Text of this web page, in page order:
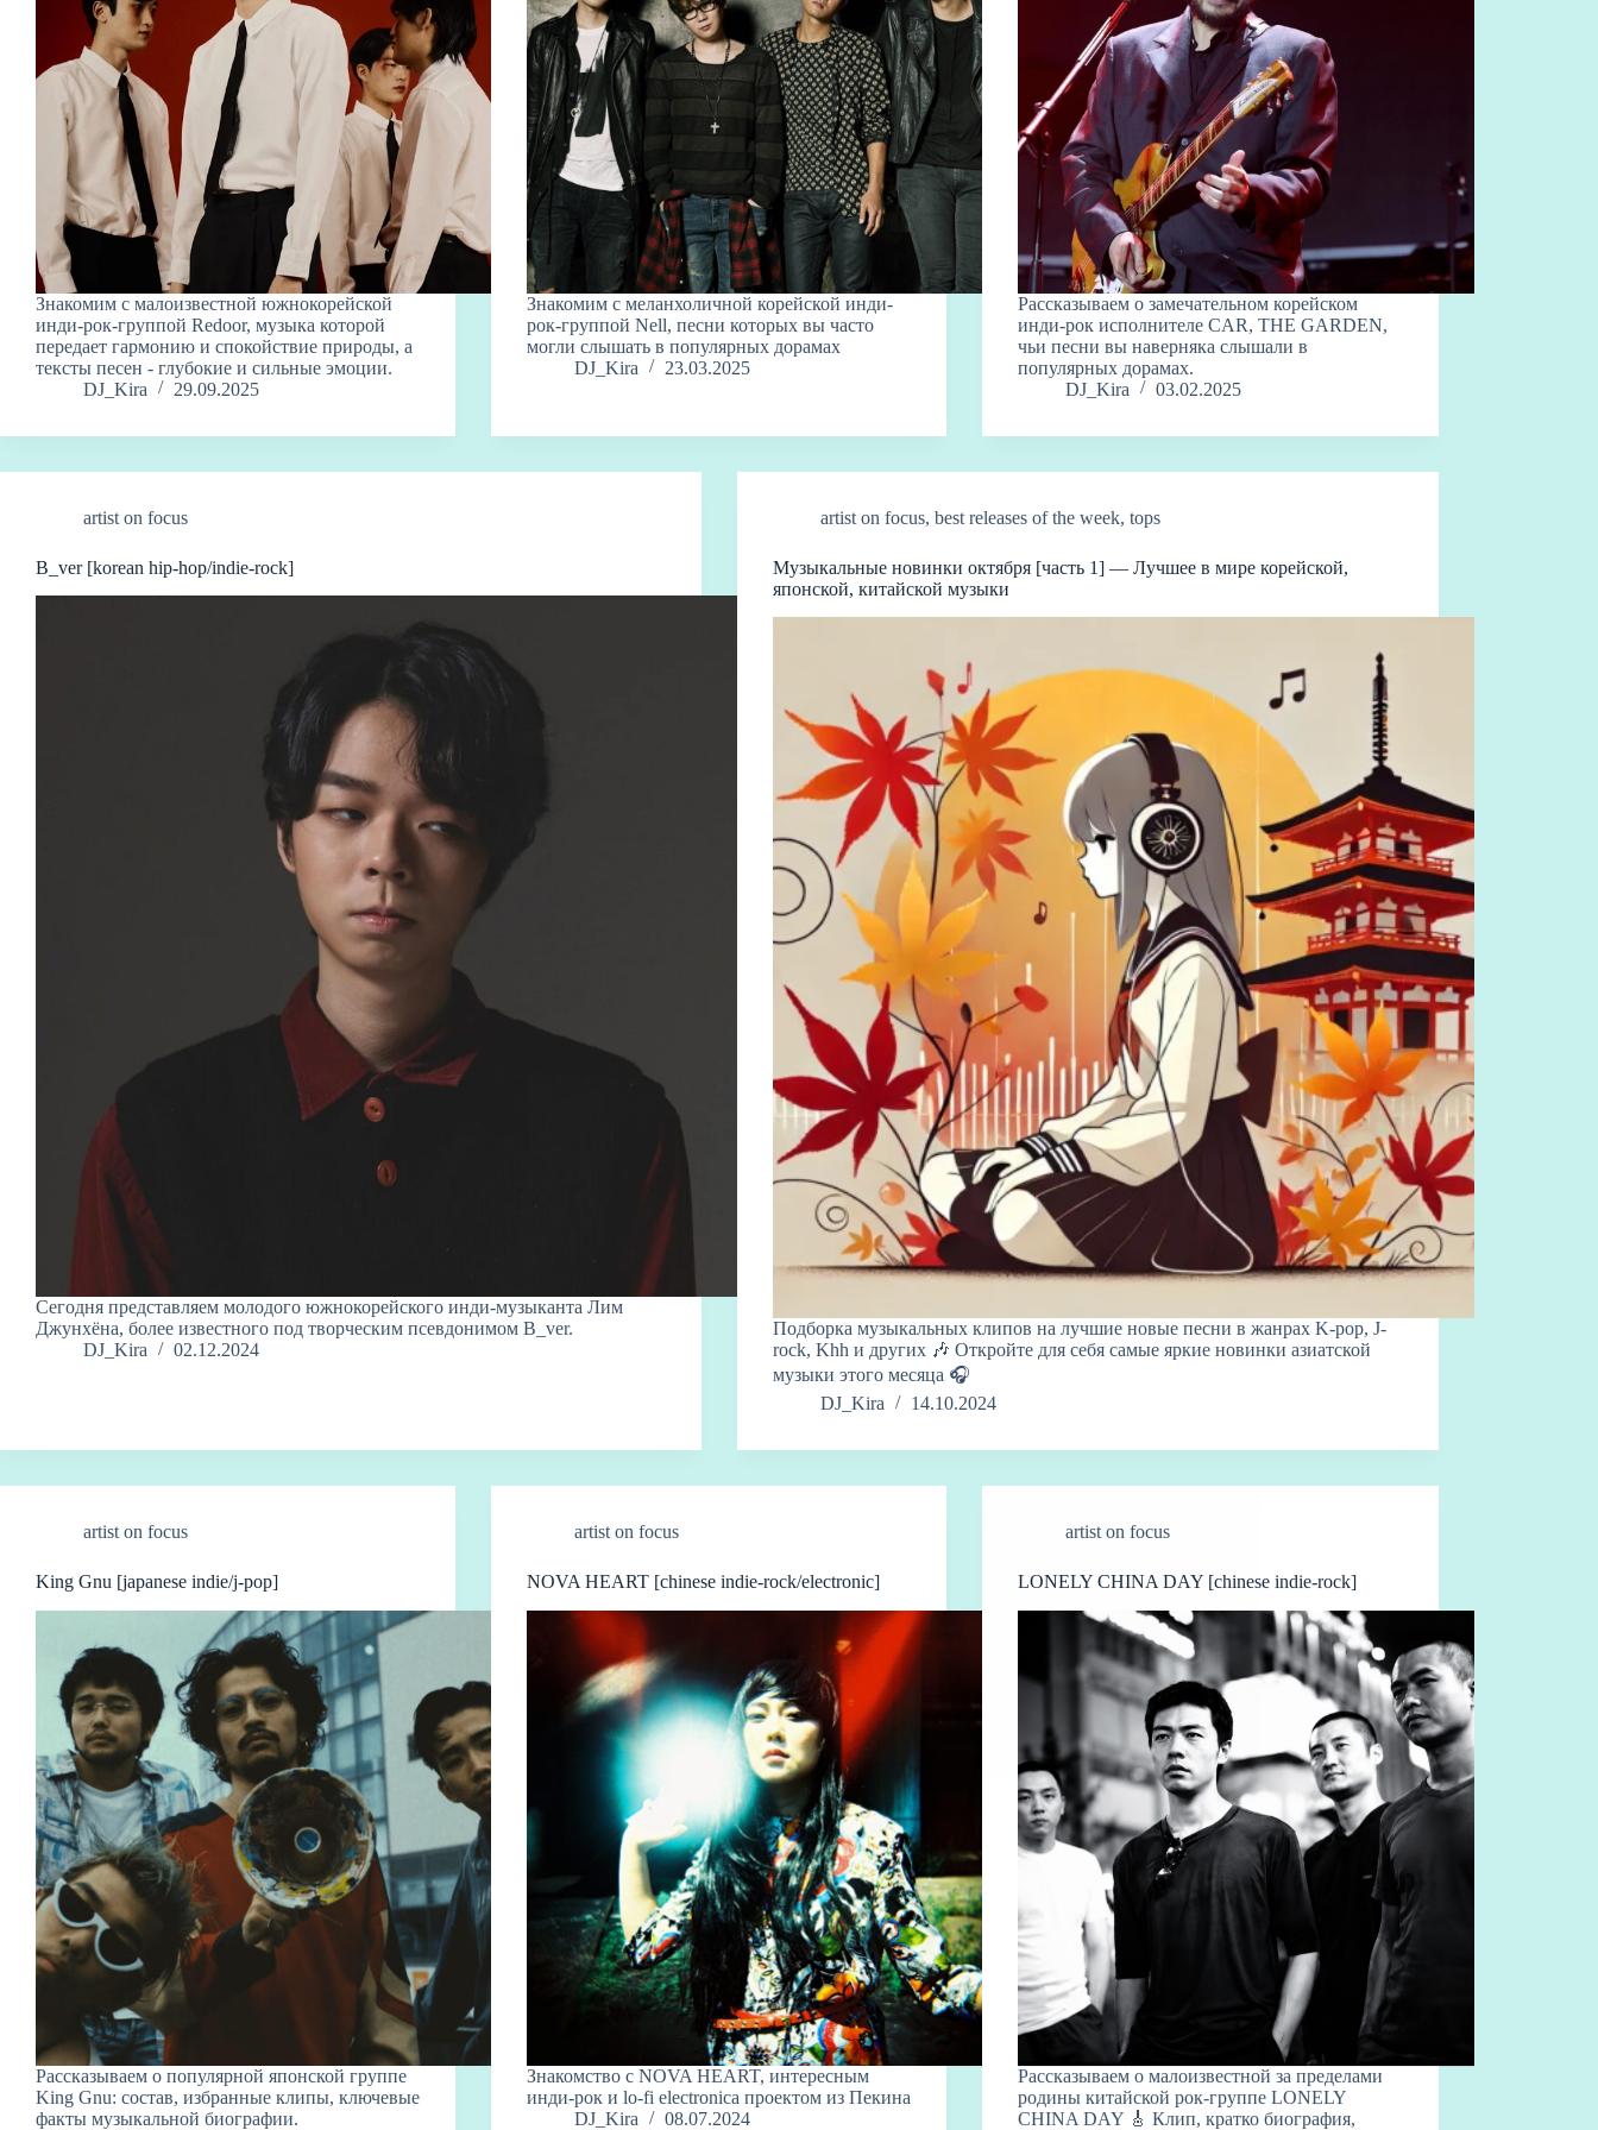
Знакомим с малоизвестной южнокорейской
инди-рок-группой Redoor, музыка которой
передает гармонию и спокойствие природы, а
тексты песен - глубокие и сильные эмоции.
DJ_Kira
29.09.2025
Знакомим с меланхоличной корейской инди-
рок-группой Nell, песни которых вы часто
могли слышать в популярных дорамах
DJ_Kira
23.03.2025
Рассказываем о замечательном корейском
инди-рок исполнителе CAR, THE GARDEN,
чьи песни вы наверняка слышали в
популярных дорамах.
DJ_Kira
03.02.2025
artist on focus
B_ver [korean hip-hop/indie-rock]
Cегодня представляем молодого южнокорейского инди-музыканта Лим
Джунхёна, более известного под творческим псевдонимом B_ver.
DJ_Kira
02.12.2024
artist on focus, best releases of the week, tops
Музыкальные новинки октября [часть 1] — Лучшее в мире корейской,
японской, китайской музыки
Подборка музыкальных клипов на лучшие новые песни в жанрах K-pop, J-
rock, Khh и других 🎶 Откройте для себя самые яркие новинки азиатской
музыки этого месяца 🎧
DJ_Kira
14.10.2024
artist on focus
King Gnu [japanese indie/j-pop]
Рассказываем о популярной японской группе
King Gnu: состав, избранные клипы, ключевые
факты музыкальной биографии.
artist on focus
NOVA HEART [chinese indie-rock/electronic]
Знакомство с NOVA HEART, интересным
инди-рок и lo-fi electronica проектом из Пекина
DJ_Kira
08.07.2024
artist on focus
LONELY CHINA DAY [chinese indie-rock]
Рассказываем о малоизвестной за пределами
родины китайской рок-группе LONELY
CHINA DAY 🎸 Клип, кратко биография,